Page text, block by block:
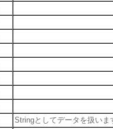
Stringとしてデータを扱いま